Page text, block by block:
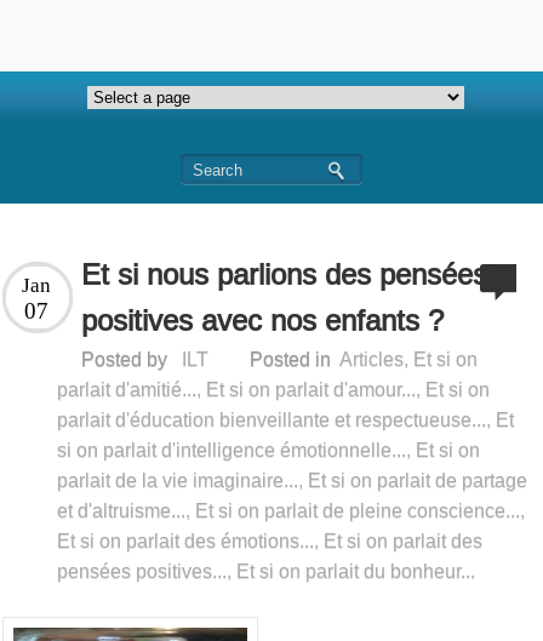
Et si nous parlions des pensées
positives avec nos enfants ?
Jan
07
Posted by ILT Posted in Articles, Et si on
parlait d'amitié..., Et si on parlait d'amour..., Et si on
parlait d'éducation bienveillante et respectueuse..., Et
si on parlait d'intelligence émotionnelle..., Et si on
parlait de la vie imaginaire..., Et si on parlait de partage
et d'altruisme..., Et si on parlait de pleine conscience...,
Et si on parlait des émotions..., Et si on parlait des
pensées positives..., Et si on parlait du bonheur...